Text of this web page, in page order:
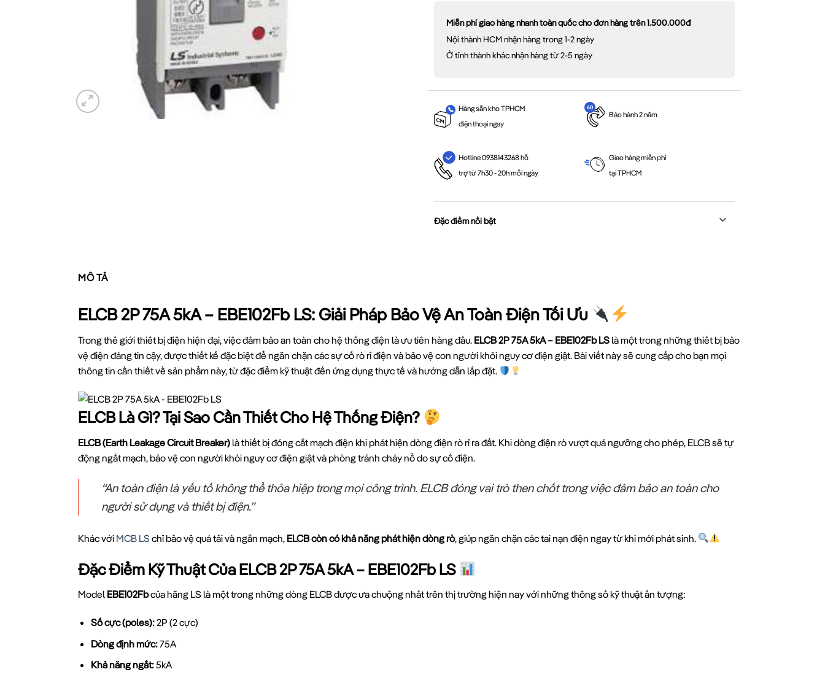
Miễn phí giao hàng nhanh toàn quốc cho đơn hàng trên 1.500.000đ
Nội thành HCM nhận hàng trong 1-2 ngày
Ở tỉnh thành khác nhận hàng từ 2-5 ngày
Hàng sẵn kho TPHCM
điện thoại ngay
Bảo hành 2 năm
Hotline 0938143268 hỗ
trợ từ 7h30 - 20h mỗi ngày
Giao hàng miễn phí
tại TPHCM
Đặc điểm nổi bật
MÔ TẢ
ELCB 2P 75A 5kA – EBE102Fb LS: Giải Pháp Bảo Vệ An Toàn Điện Tối Ưu
Trong thế giới thiết bị điện hiện đại, việc đảm bảo an toàn cho hệ thống điện là ưu tiên hàng đầu. ELCB 2P 75A 5kA – EBE102Fb LS là một trong những thiết bị bảo
vệ điện đáng tin cậy, được thiết kế đặc biệt để ngăn chặn các sự cố rò rỉ điện và bảo vệ con người khỏi nguy cơ điện giật. Bài viết này sẽ cung cấp cho bạn mọi
thông tin cần thiết về sản phẩm này, từ đặc điểm kỹ thuật đến ứng dụng thực tế và hướng dẫn lắp đặt.
ELCB Là Gì? Tại Sao Cần Thiết Cho Hệ Thống Điện?
ELCB (Earth Leakage Circuit Breaker) là thiết bị đóng cắt mạch điện khi phát hiện dòng điện rò rỉ ra đất. Khi dòng điện rò vượt quá ngưỡng cho phép, ELCB sẽ tự
động ngắt mạch, bảo vệ con người khỏi nguy cơ điện giật và phòng tránh cháy nổ do sự cố điện.
“An toàn điện là yếu tố không thể thỏa hiệp trong mọi công trình. ELCB đóng vai trò then chốt trong việc đảm bảo an toàn cho
người sử dụng và thiết bị điện.”
Khác với MCB LS chỉ bảo vệ quá tải và ngắn mạch, ELCB còn có khả năng phát hiện dòng rò, giúp ngăn chặn các tai nạn điện ngay từ khi mới phát sinh.
Đặc Điểm Kỹ Thuật Của ELCB 2P 75A 5kA – EBE102Fb LS
Model EBE102Fbcủa hãng LS là một trong những dòng ELCB được ưa chuộng nhất trên thị trường hiện nay với những thông số kỹ thuật ấn tượng:
Số cực (poles):2P (2 cực)
Dòng định mức:75A
Khả năng ngắt:5kA